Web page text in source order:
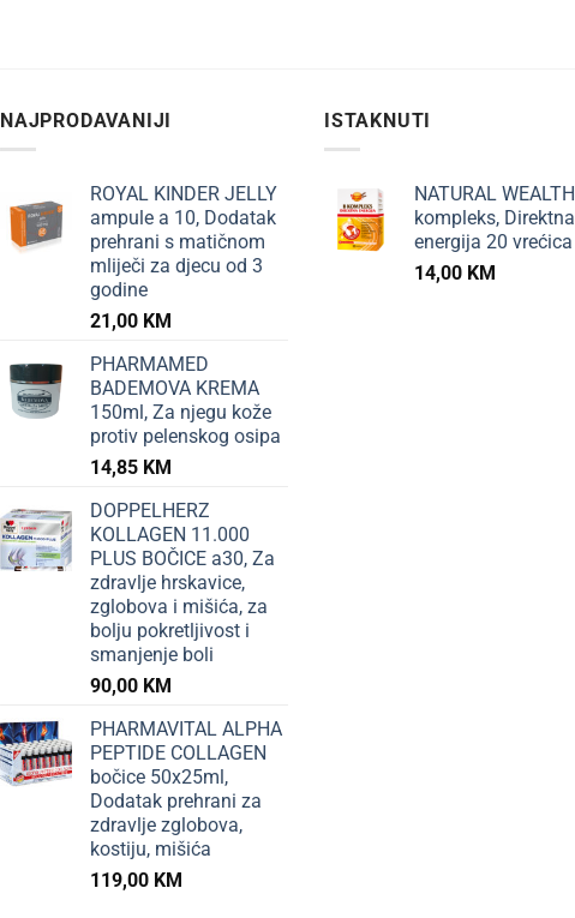
NAJPRODAVANIJI
ROYAL KINDER JELLY
ampule a 10, Dodatak
prehrani s matičnom
mliječi za djecu od 3
godine
21,00 KM
PHARMAMED
BADEMOVA KREMA
150ml, Za njegu kože
protiv pelenskog osipa
14,85 KM
DOPPELHERZ
KOLLAGEN 11.000
PLUS BOČICE a30, Za
zdravlje hrskavice,
zglobova i mišića, za
bolju pokretljivost i
smanjenje boli
90,00 KM
PHARMAVITAL ALPHA
PEPTIDE COLLAGEN
bočice 50x25ml,
Dodatak prehrani za
zdravlje zglobova,
kostiju, mišića
119,00 KM
ISTAKNUTI
NATURAL
kompleks, Direktna
energija 20 vrećica
14,00 KM